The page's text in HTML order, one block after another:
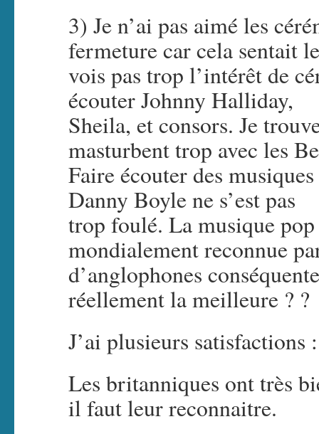
3) Je n’ai pas aimé les
fermeture car cela sentait
vois pas trop l’intérêt de
écouter Johnny Halliday,
Sheila, et consors. Je
masturbent trop avec les
Faire écouter des
Danny Boyle ne s’est pas
trop foulé. La musique
mondialement reconnue
d’anglophones
réellement la meilleure ? ?
J’ai plusieurs satisfactions :
Les britanniques ont très
il faut leur reconnaitre.